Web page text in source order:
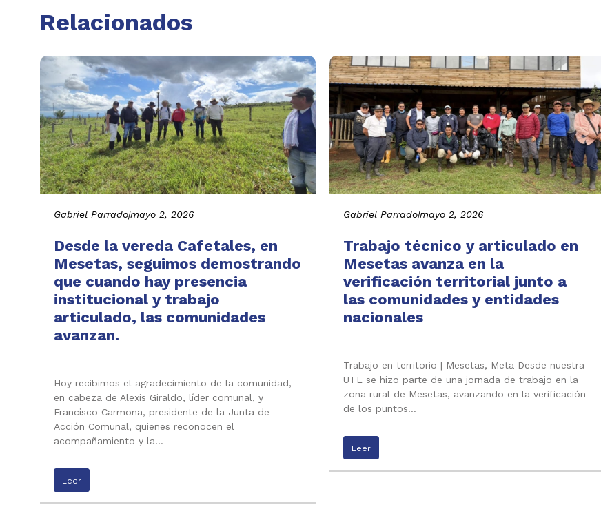
Relacionados
Gabriel Parrado|mayo 2, 2026
Desde la vereda Cafetales, en
Mesetas, seguimos demostrando
que cuando hay presencia
institucional y trabajo
articulado, las comunidades
avanzan.
Hoy recibimos el agradecimiento de la comunidad,
en cabeza de Alexis Giraldo, líder comunal, y
Francisco Carmona, presidente de la Junta de
Acción Comunal, quienes reconocen el
acompañamiento y la…
Leer
Gabriel Parrado|mayo 2, 2026
Trabajo técnico y articulado en
Mesetas avanza en la
verificación territorial junto a
las comunidades y entidades
nacionales
Trabajo en territorio | Mesetas, Meta Desde nuestra
UTL se hizo parte de una jornada de trabajo en la
zona rural de Mesetas, avanzando en la verificación
de los puntos…
Leer